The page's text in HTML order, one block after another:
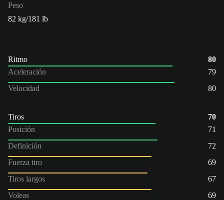
Peso
82 kg/181 lb
Ritmo
80
Aceleración
79
Velocidad
80
Tiros
70
Posición
71
Definición
72
Fuerza tiro
69
Tiros largos
67
Voleas
69